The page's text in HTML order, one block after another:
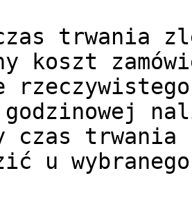
trwania
koszt
czas
u wybranego